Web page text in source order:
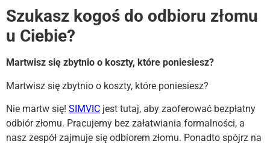
Szukasz kogoś do odbioru złomu
u Ciebie?
Martwisz się zbytnio o koszty, które poniesiesz?
Martwisz się zbytnio o koszty, które poniesiesz?
Nie martw się! SIMVIC jest tutaj, aby zaoferować bezpłatny
odbiór złomu. Pracujemy bez załatwiania formalności, a
nasz zespół zajmuje się odbiorem złomu. Ponadto spójrz na